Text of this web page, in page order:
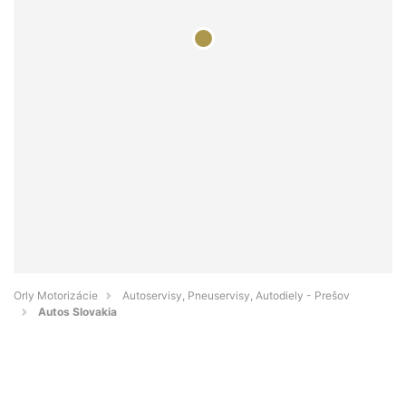
Orly Motorizácie
Autoservisy, Pneuservisy, Autodiely - Prešov
Autos Slovakia